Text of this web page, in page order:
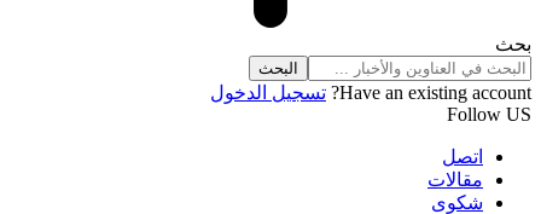
بحث
Have an existing account?
تسجيل الدخول
Follow US
اتصل
مقالات
شكوى